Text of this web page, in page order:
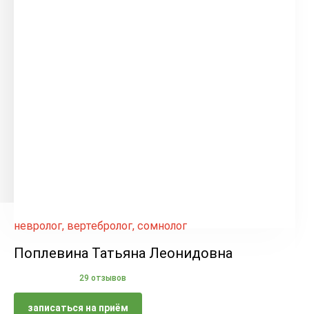
невролог, вертебролог, сомнолог
Поплевина Татьяна Леонидовна
29 отзывов
записаться на приём